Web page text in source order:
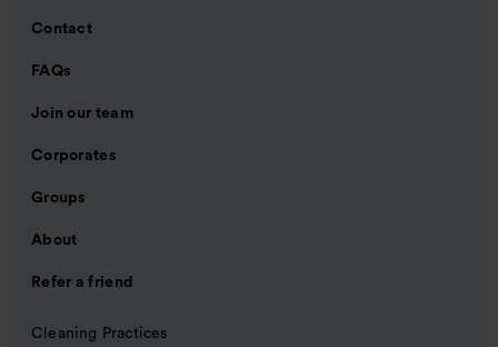
Contact
FAQs
Join our team
Corporates
Groups
About
Refer a friend
Cleaning Practices